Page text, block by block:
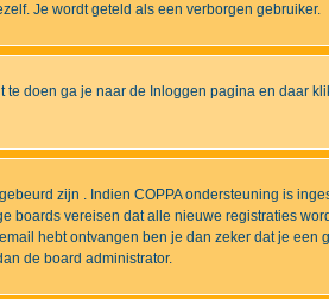
Je wordt geteld als een verborgen gebruiker.
doen ga je naar de Inloggen pagina en daar
zijn . Indien COPPA ondersteuning is
vereisen dat alle nieuwe registraties
hebt ontvangen ben je dan zeker dat je
de board administrator.